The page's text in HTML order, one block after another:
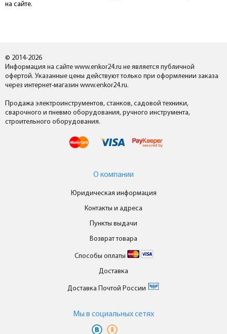
на сайте.
© 2014-2026
Информация на сайте www.enkor24.ru не является публичной
офертой. Указанные цены действуют только при оформлении заказа
через интернет-магазин www.enkor24.ru.
Продажа электроинструментов, станков, садовой техники,
сварочного и пневмо оборудования, ручного инструмента,
строительного оборудования.
О компании
Юридическая информация
Контакты и адреса
Пункты выдачи
Возврат товара
Способы оплаты
Доставка
Доставка Почтой России
Мы в cоциальных сетях